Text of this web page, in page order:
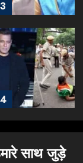
3
4
साथ जुड़े